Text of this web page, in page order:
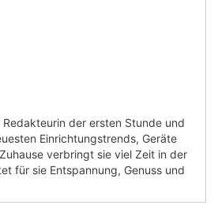
der ersten Stunde und
Einrichtungstrends, Geräte
verbringt sie viel Zeit in der
für sie Entspannung, Genuss und